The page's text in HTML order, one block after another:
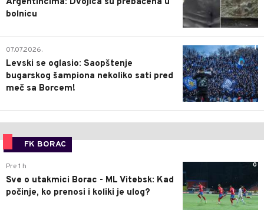
bolnicu
1
07.07.2026.
Levski se oglasio: Saopštenje
bugarskog šampiona nekoliko sati pred
meč sa Borcem!
FK BORAC
0
Pre 1 h
Sve o utakmici Borac - ML Vitebsk: Kad
počinje, ko prenosi i koliki je ulog?